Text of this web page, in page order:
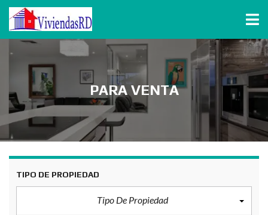
PARA VENTA
TIPO DE PROPIEDAD
Tipo De Propiedad